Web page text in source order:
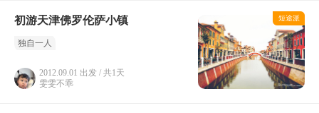
初游天津佛罗伦萨小镇
独自一人
2012.09.01 出发 / 共1天
雯雯不乖
短途派